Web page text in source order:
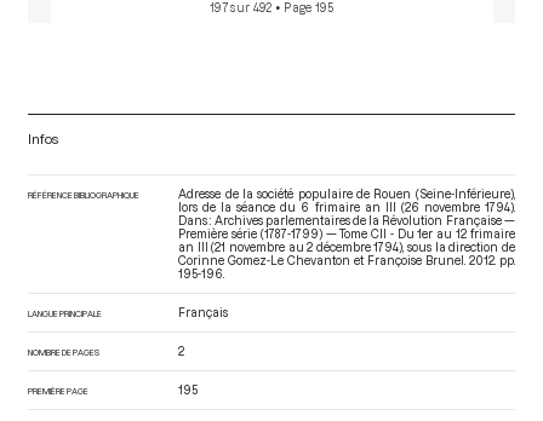
197 sur 492 • Page 195
Infos
RÉFÉRENCE BIBLIOGRAPHIQUE
Adresse de la société populaire de Rouen (Seine-Inférieure),
lors de la séance du 6 frimaire an III (26 novembre 1794).
Dans : Archives parlementaires de la Révolution Française —
Première série (1787-1799) — Tome CII - Du 1er au 12 frimaire
an III (21 novembre au 2 décembre 1794) , sous la direction de
Corinne Gomez-Le Chevanton et Françoise Brunel. 2012. pp.
195-196.
LANGUE PRINCIPALE Français
NOMBRE DE PAGES 2
PREMIÈRE PAGE 195